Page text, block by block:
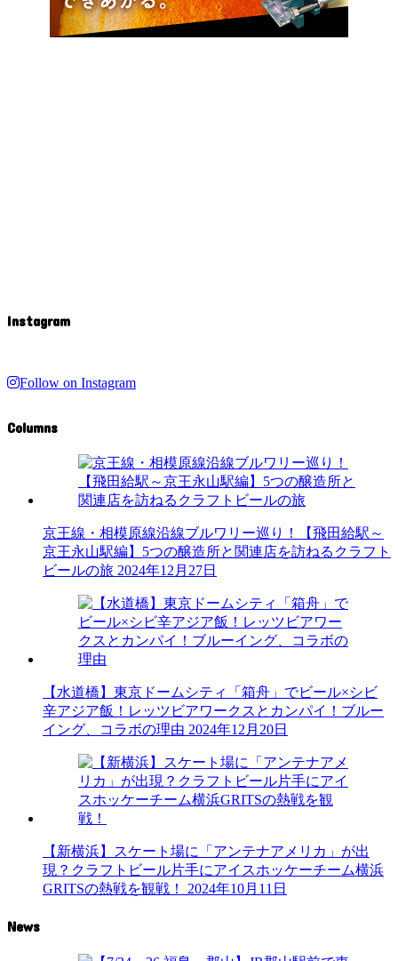
Instagram
Follow on Instagram
Columns
京王線・相模原線沿線ブルワリー巡り！【飛田給駅～
京王永山駅編】5つの醸造所と関連店を訪ねるクラフト
ビールの旅 2024年12月27日
【水道橋】東京ドームシティ「箱舟」でビール×シビ
辛アジア飯！レッツビアワークスとカンパイ！ブルー
イング、コラボの理由 2024年12月20日
【新横浜】スケート場に「アンテナアメリカ」が出
現？クラフトビール片手にアイスホッケーチーム横浜
GRITSの熱戦を観戦！
2024年10月11日
News